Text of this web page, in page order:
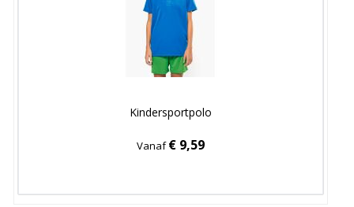
Kindersportpolo
Vanaf€ 9,59